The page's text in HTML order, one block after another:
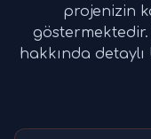
projenizin
göstermektedir.
hakkında